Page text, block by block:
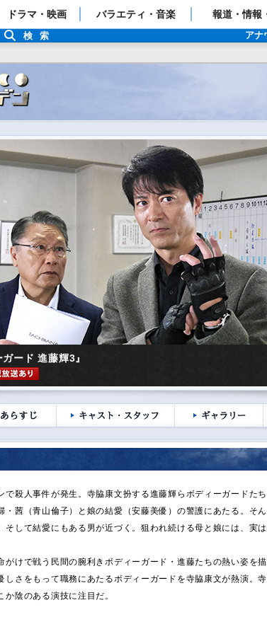
テレビ」トップページ
ドラマ・映画 バラエティ・音楽 報道・情報
アナ
検索
ード 進藤輝3』
で殺人事件が発生。寺脇康文扮する進藤輝らボディーガードた
・茜（青山倫子）と娘の結愛（安藤美優）の警護にあたる。そ
そして結愛にもある男が近づく。狙われ続ける母と娘には、実
がけで戦う民間の腕利きボディーガード・進藤たちの熱い姿を
しさをもって職務にあたるボディーガードを寺脇康文が熱演。
か陰のある演技に注目だ。